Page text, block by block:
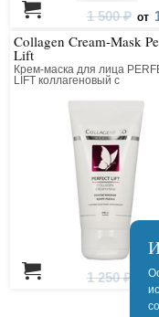
1 500 ₽ от
Collagen Cream-Mask
Lift
Крем-маска для лица
LIFT коллагеновый с
1 250 ₽